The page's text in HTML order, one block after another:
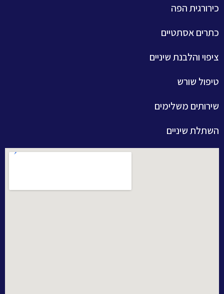
כירורגית הפה
כתרים אסתטיים
ציפוי והלבנת שיניים
טיפול שורש
שירותים משלימים
השתלת שיניים